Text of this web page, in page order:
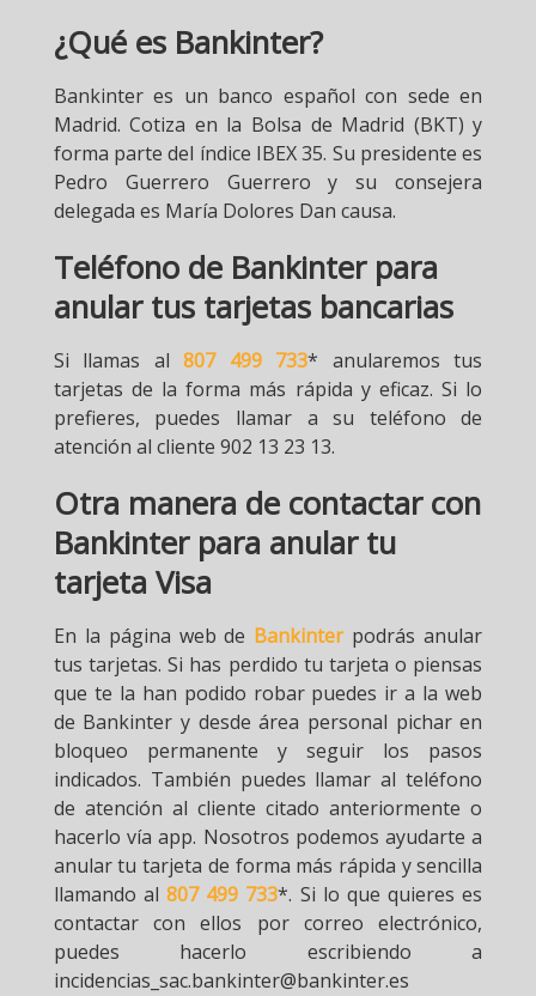
¿Qué es Bankinter?
Bankinter es un banco español con sede en
Madrid. Cotiza en la Bolsa de Madrid (BKT) y
forma parte del índice IBEX 35. Su presidente es
Pedro Guerrero Guerrero y su consejera
delegada es María Dolores Dan causa.
Teléfono de Bankinter para
anular tus tarjetas bancarias
Si llamas al807 499 733* anularemos tus
tarjetas de la forma más rápida y eficaz. Si lo
prefieres, puedes llamar a su teléfono de
atención al cliente 902 13 23 13.
Otra manera de contactar con
Bankinter para anular tu
tarjeta Visa
En la página web de Bankinterpodrás anular
tus tarjetas. Si has perdido tu tarjeta o piensas
que te la han podido robar puedes ir a la web
de Bankinter y desde área personal pichar en
bloqueo permanente y seguir los pasos
indicados. También puedes llamar al teléfono
de atención al cliente citado anteriormente o
hacerlo vía app. Nosotros podemos ayudarte a
anular tu tarjeta de forma más rápida y sencilla
llamando al807 499 733*. Si lo que quieres es
contactar con ellos por correo electrónico,
puedes hacerlo escribiendo a
incidencias_sac.bankinter@bankinter.es